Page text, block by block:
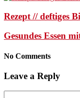
Rezept // deftiges
Gesundes Essen
No Comments
Leave a Reply